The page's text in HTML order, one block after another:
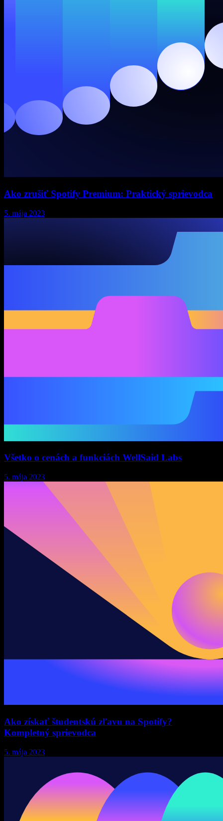
Ako zrušiť Spotify Premium: Praktický sprievodca
5. mája 2023
Všetko o cenách a funkciách WellSaid Labs
5. mája 2023
Ako získať študentskú zľavu na Spotify?
Kompletný sprievodca
5. mája 2023